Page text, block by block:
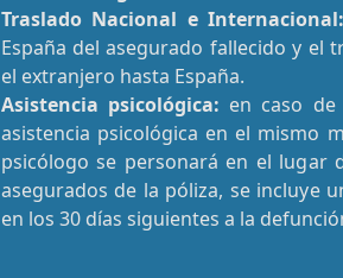
Traslado Nacional e Internacional:
España del asegurado fallecido y el
el extranjero hasta España.
Asistencia psicológica: en caso
asistencia psicológica en el mismo
psicólogo se personará en el lugar
asegurados de la póliza, se incluye
en los 30 días siguientes a la